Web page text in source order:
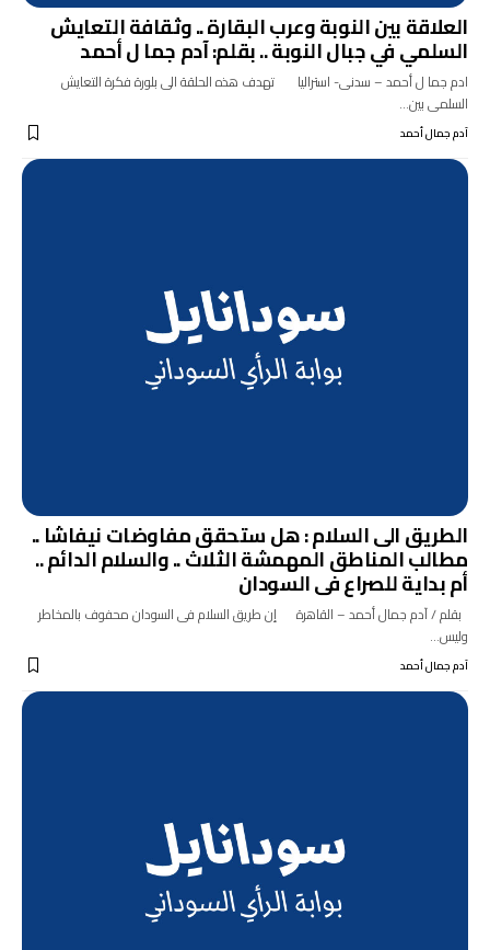
العلاقة بين النوبة وعرب البقارة .. وثقافة التعايش
السلمي في جبال النوبة .. بقلم: آدم جما ل أحمد
ادم جما ل أحمد – سدنى- استراليا تهدف هذه الحلقة الى بلورة فكرة التعايش
السلمى بين…
آدم جمال أحمد
الطريق الى السلام : هل ستحقق مفاوضات نيفاشا ..
مطالب المناطق المهمشة الثلاث .. والسلام الدائم ..
أم بداية للصراع فى السودان
بقلم / آدم جمال أحمد – القاهرة إن طريق السلام فى السودان محفوف بالمخاطر
وليس…
آدم جمال أحمد